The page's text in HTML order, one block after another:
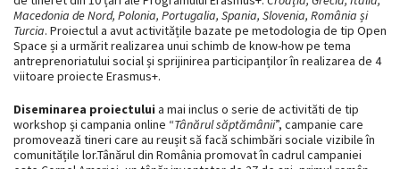
Macedonia de Nord, Polonia, Portugalia, Spania, Slovenia, România și
Turcia. Proiectul a avut activitățile bazate pe metodologia de tip Open
Space și a urmărit realizarea unui schimb de know-how pe tema
antreprenoriatului social și sprijinirea participanților în realizarea de 4
viitoare proiecte Erasmus+.
Diseminarea proiectului a mai inclus o serie de activităti de tip
workshop și campania online “Tânărul săptămânii”, campanie care
promovează tineri care au reușit să facă schimbări sociale vizibile în
comunitățile lor.Tânărul din România promovat în cadrul campaniei